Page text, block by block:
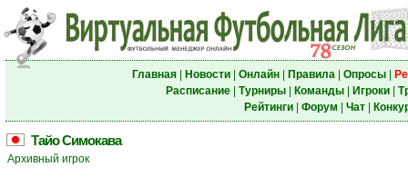
Главная| Новости| Онлайн| Правила| Опросы|
Расписание| Турниры| Команды| Игроки|
Рейтинги| Форум Чат|
Тайо Симокава
Архивный игрок